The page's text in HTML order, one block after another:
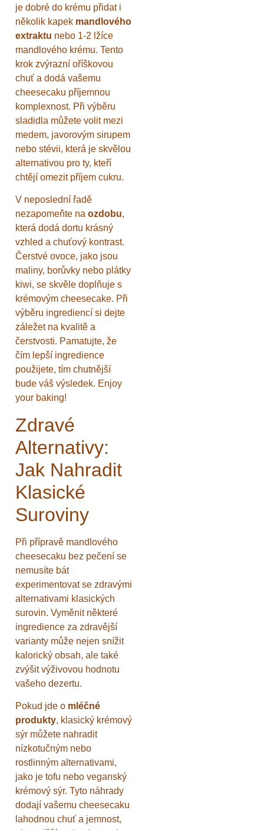
je dobré do krému přidat i
několik kapek mandlového
extraktu nebo 1-2 lžíce
mandlového krému. Tento
krok zvýrazní oříškovou
chuť a dodá vašemu
cheesecaku příjemnou
komplexnost. Při výběru
sladidla můžete volit mezi
medem, javorovým sirupem
nebo stévii, která je skvělou
alternativou pro ty, kteří
chtějí omezit příjem cukru.
V neposlední řadě
nezapomeňte na ozdobu,
která dodá dortu krásný
vzhled a chuťový kontrast.
Čerstvé ovoce, jako jsou
maliny, borůvky nebo plátky
kiwi, se skvěle doplňuje s
krémovým cheesecake. Při
výběru ingrediencí si dejte
záležet na kvalitě a
čerstvosti. Pamatujte, že
čím lepší ingredience
použijete, tím chutnější
bude váš výsledek. Enjoy
your baking!
Zdravé
Alternativy:
Jak Nahradit
Klasické
Suroviny
Při přípravě mandlového
cheesecaku bez pečení se
nemusíte bát
experimentovat se zdravými
alternativami klasických
surovin. Vyměnit některé
ingredience za zdravější
varianty může nejen snížit
kalorický obsah, ale také
zvýšit výživovou hodnotu
vašeho dezertu.
Pokud jde o mléčné
produkty, klasický krémový
sýr můžete nahradit
nízkotučným nebo
rostlinným alternativami,
jako je tofu nebo veganský
krémový sýr. Tyto náhrady
dodají vašemu cheesecaku
lahodnou chuť a jemnost,